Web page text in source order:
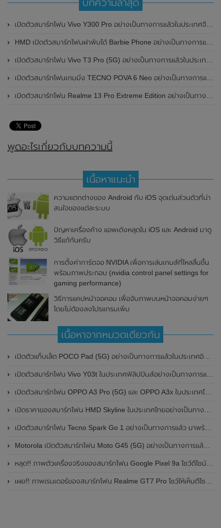
บทความล่าสุด
เปิดตัวสมาร์ทโฟน Vivo Y300 Pro อย่างเป็นทางการแล้วในประเทศจีน มาพร้อมดีไซน์พรีเมี่ยม ทนทาน และแบตเตอรี่สุดอึดขนาดใหญ่ 6,500mAh พร้อมรองรับการชาร์จไว 80W
HMD เปิดตัวสมาร์ทโฟนฝาพับได้ Barbie Phone อย่างเป็นทางการแล้ว มาพร้อมธีมสีชมพูสดใส
เปิดตัวสมาร์ทโฟน Vivo T3 Pro (5G) อย่างเป็นทางการแล้วในประเทศอินเดีย
เปิดตัวสมาร์ทโฟนเกมมิ่ง TECNO POVA 6 Neo อย่างเป็นทางการแล้วในประเทศไทย ในราคา 8,499 บาท
เปิดตัวสมาร์ทโฟน Realme 13 Pro Extreme Edition อย่างเป็นทางการแล้วในประเทศจีน
พูดอะไรเกี่ยวกับบทความนี้
เนื้อหาแนะนำ
ความแตกต่างของ Android กับ iOS จุดเด่นส่วนตัวที่น่า
สนใจของแต่ละระบบ
ปัญหาเครื่องค้าง แอพเด้งหลุดใน iOS และ Android มาดู
วิธีแก้กันครับ
การตั้งค่าการ์ดจอ NVIDIA เพื่อการเล่นเกมส์ที่ไหลลื่นขึ้น
พร้อมภาพประกอบ (nvidia control panel settings for
gaming performance)
วิธีการแคปหน้าจอคอม เพื่อจับภาพบนหน้าจอคอมง่ายๆ
โดยไม่ต้องลงโปรแกรมเพิ่ม
เนื้อหาจากหมวดเดียวกัน
เปิดตัวแท็บเล็ต POCO Pad (5G) อย่างเป็นทางการแล้วในประเทศอินเดีย มาพร้อมชิปเซ็ต Snapdragon 7s Gen 2 ของ Qualcomm และรองรับเครือข่าย 5G
เปิดตัวสมาร์ทโฟน Vivo Y03t ในประเทศฟิลิปปินส์อย่างเป็นทางการแล้ว มาพร้อมชิปเซ็ต Unisoc T612 , กล้องหลัง ความละเอียด 13MP , แบตเตอรี่ 5,000mAh และหน้าจอแสดงผล LCD / 90Hz
เปิดตัวสมาร์ทโฟน OPPO A3 Pro (5G) และ OPPO A3x ในประเทศไทยอย่างเป็นทางการแล้ว ในราคาเริ่มต้นเพียง 3,999 บาท
เปิดราคาของสมาร์ทโฟน HMD Skyline ในประเทศไทยอย่างเป็นทางการแล้ว ราคา 14,990 บาท
เปิดตัวสมาร์ทโฟน Tecno Spark Go 1 อย่างเป็นทางการแล้ว มาพร้อมหน้าจอแสดงผล LCD / 120Hz , แบตเตอรี่ 5,000mAh และใช้ชิปเซ็ต Unisoc
Motorola เปิดตัวสมาร์ทโฟน Moto G45 (5G) อย่างเป็นทางการแล้วในอินเดีย
หลุด!! ภาพตัวเครื่องจริงของสมาร์ทโฟน Google Pixel 9a โชว์ดีไซน์ใหม่ กล้องหลังแบนราบ ไม่มีกรอบของกล้องแล้ว
เผย!! ภาพเรนเดอร์ของสมาร์ทโฟน Realme GT7 Pro โชว์ให้เห็นดีไซน์ใหม่ พร้อมเผยรายละเอียดสเปกที่สำคัญบางส่วน